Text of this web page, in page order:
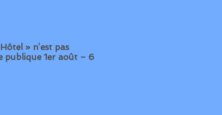
» n’est pas
1er août – 6